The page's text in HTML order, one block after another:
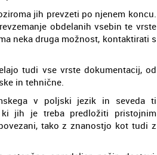
jih prevzeti po njenem koncu.
obdelanih vsebin te vrste
neka druga možnost, kontaktirati s
tudi vse vrste dokumentacij, od
in tehnične.
v poljski jezik in seveda ti
ki jih je treba predložiti pristojnim
tako z znanostjo kot tudi z